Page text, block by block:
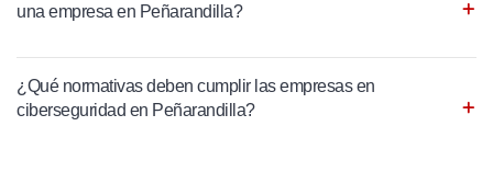
una empresa en Peñarandilla?
¿Qué normativas deben cumplir las empresas en
ciberseguridad en Peñarandilla?